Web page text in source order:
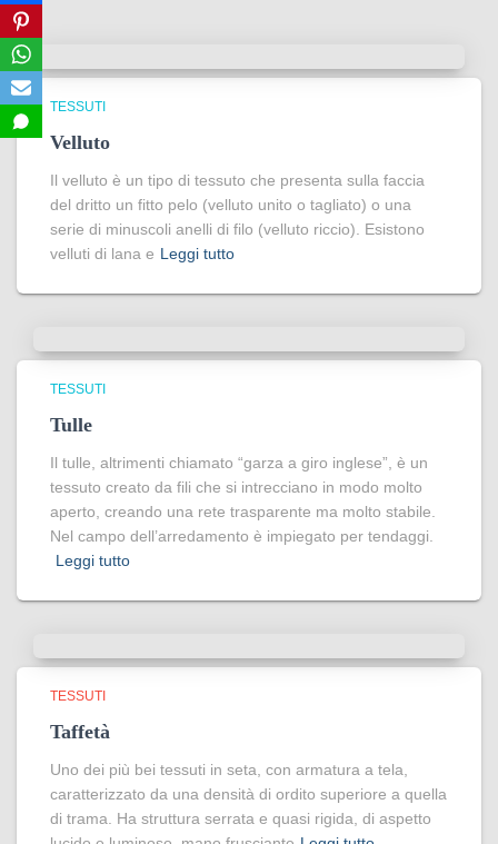
TESSUTI
Velluto
Il velluto è un tipo di tessuto che presenta sulla faccia
del dritto un fitto pelo (velluto unito o tagliato) o una
serie di minuscoli anelli di filo (velluto riccio). Esistono
velluti di lana e Leggi tutto
TESSUTI
Tulle
Il tulle, altrimenti chiamato “garza a giro inglese”, è un
tessuto creato da fili che si intrecciano in modo molto
aperto, creando una rete trasparente ma molto stabile.
Nel campo dell’arredamento è impiegato per tendaggi.
Leggi tutto
TESSUTI
Taffetà
Uno dei più bei tessuti in seta, con armatura a tela,
caratterizzato da una densità di ordito superiore a quella
di trama. Ha struttura serrata e quasi rigida, di aspetto